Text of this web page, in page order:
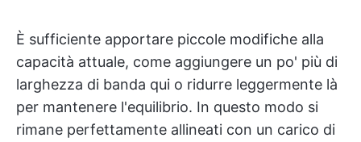
È sufficiente apportare piccole modifiche alla
capacità attuale, come aggiungere un po' più di
larghezza di banda qui o ridurre leggermente là
per mantenere l'equilibrio. In questo modo si
rimane perfettamente allineati con un carico di